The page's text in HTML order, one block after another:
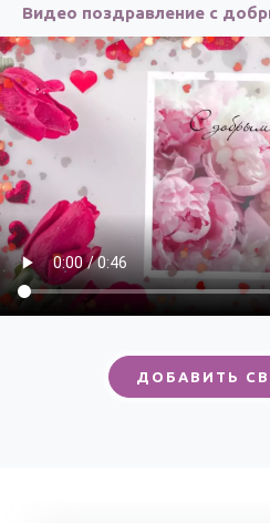
Видео поздравление с
ДОБАВИТЬ